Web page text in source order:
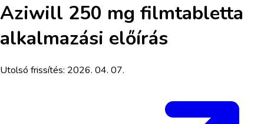
Aziwill 250 mg filmtabletta
alkalmazási előírás
Utolsó frissítés: 2026. 04. 07.